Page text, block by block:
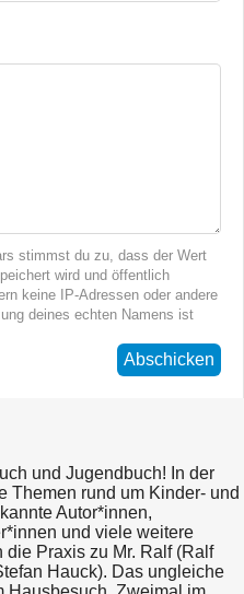
stimmst du zu, dass der Wert
wird und öffentlich
keine IP-Adressen oder andere
deines echten Namens ist
Abschicken
und Jugendbuch! In der
Themen rund um Kinder- und
Autor*innen,
und viele weitere
Praxis zu Mr. Ralf (Ralf
Hauck). Das ungleiche